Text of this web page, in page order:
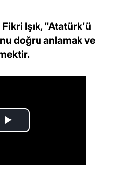
Fikri Işık, "Atatürk'ü
doğru anlamak ve